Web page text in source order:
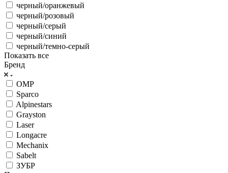
черный/оранжевый
черный/розовый
черный/серый
черный/синий
черный/темно-серый
Показать все
Бренд
OMP
Sparco
Alpinestars
Grayston
Laser
Longacre
Mechanix
Sabelt
ЗУБР